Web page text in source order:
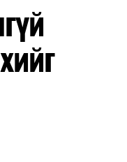
эхэлнэ.